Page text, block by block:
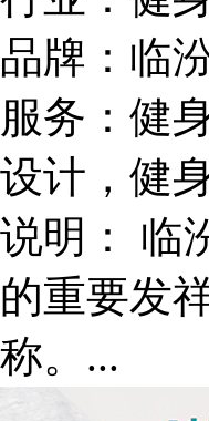
品牌： 临
服务： 健
设计，健
说明：
临
的重要发
称。...